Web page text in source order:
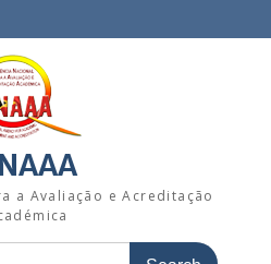
a Avaliação e Acreditação